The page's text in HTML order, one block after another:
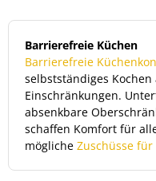
Barrierefreie Küchen
Barrierefreie
selbstständiges
Einschränkungen.
absenkbare
schaffen Komfort für
mögliche Zuschüsse